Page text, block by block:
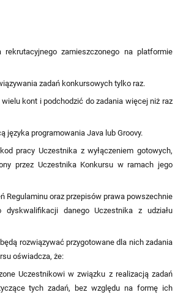
zamieszczonego na platformie
zadań konkursowych tylko raz.
kont i podchodzić do zadania więcej niż raz
języka programowania Java lub Groovy.
pracy Uczestnika z wyłączeniem gotowych,
przez Uczestnika Konkursu w ramach jego
Regulaminu oraz przepisów prawa powszechnie
dyskwalifikacji danego Uczestnika z udziału
rozwiązywać przygotowane dla nich zadania
oświadcza, że:
Uczestnikowi w związku z realizacją zadań
tych zadań, bez względu na formę ich